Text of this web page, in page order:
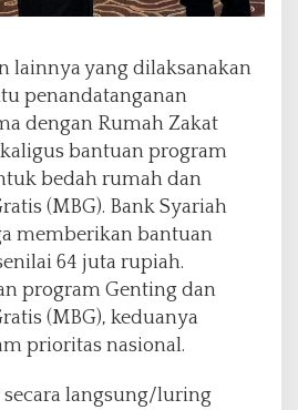
lainnya yang dilaksanakan
penandatanganan
dengan Rumah Zakat
bantuan program
bedah rumah dan
(MBG). Bank Syariah
memberikan bantuan
64 juta rupiah.
program Genting dan
(MBG), keduanya
prioritas nasional.
secara langsung/luring